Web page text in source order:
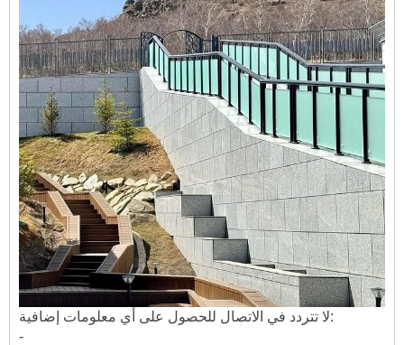
لا تتردد في الاتصال للحصول على أي معلومات إضافية:
-